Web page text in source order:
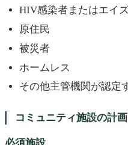
HIV感染者またはエイ
原住民
被災者
ホームレス
その他主管機関が認定
コミュニティ施設の計画